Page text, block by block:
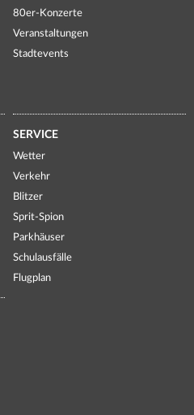
80er-Konzerte
Veranstaltungen
Stadtevents
SERVICE
Wetter
Verkehr
Blitzer
Sprit-Spion
Parkhäuser
Schulausfälle
Flugplan